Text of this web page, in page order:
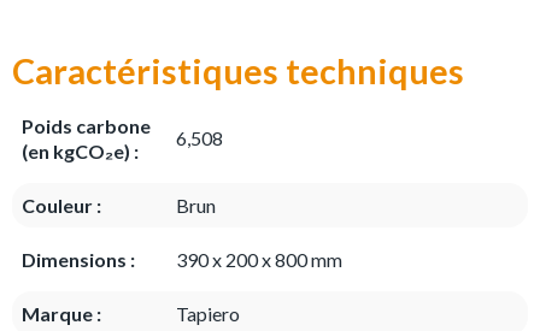
Caractéristiques techniques
Poids carbone
(en kgCO₂e) :
6,508
Couleur : Brun
Dimensions : 390 x 200 x 800 mm
Marque : Tapiero